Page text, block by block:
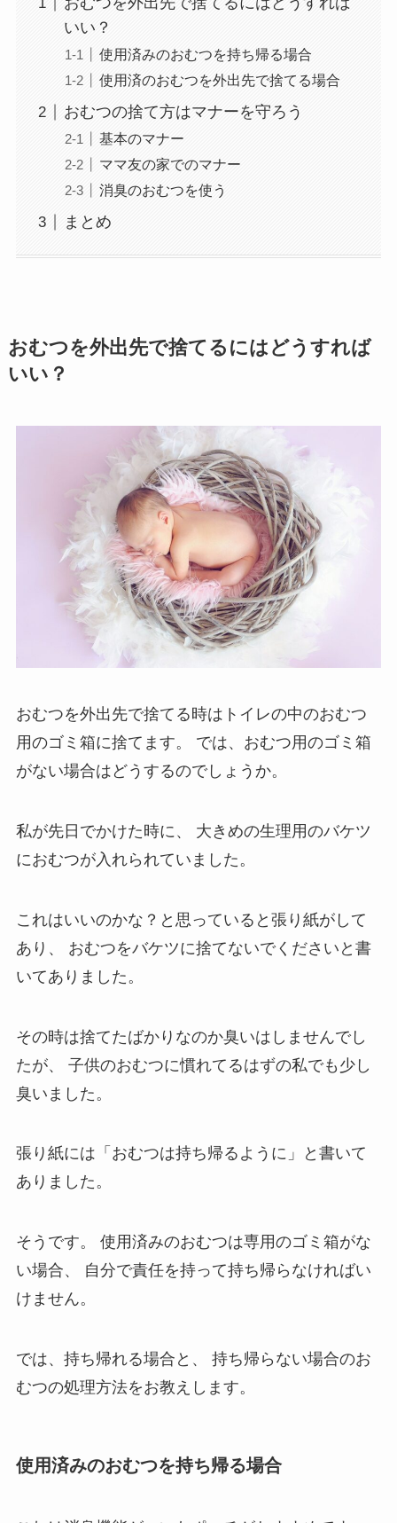
いい？
使用済みのおむつを持ち帰る場合
使用済のおむつを外出先で捨てる場合
おむつの捨て方はマナーを守ろう
基本のマナー
ママ友の家でのマナー
消臭のおむつを使う
まとめ
おむつを外出先で捨てるにはどうすれば
いい？
おむつを外出先で捨てる時はトイレの中のおむつ
用のゴミ箱に捨てます。
では、おむつ用のゴミ箱
がない場合はどうするのでしょうか。
私が先日でかけた時に、
大きめの生理用のバケツ
におむつが入れられていました。
これはいいのかな？と思っていると張り紙がして
あり、
おむつをバケツに捨てないでくださいと書
いてありました。
その時は捨てたばかりなのか臭いはしませんでし
たが、
子供のおむつに慣れてるはずの私でも少し
臭いました。
張り紙には「おむつは持ち帰るように」と書いて
ありました。
そうです。
使用済みのおむつは専用のゴミ箱がな
い場合、
自分で責任を持って持ち帰らなければい
けません。
では、持ち帰れる場合と、
持ち帰らない場合のお
むつの処理方法をお教えします。
使用済みのおむつを持ち帰る場合